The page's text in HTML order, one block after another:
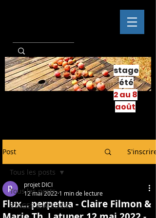
stage
été
2 au 8
août
Post S'inscrire
Tous les posts
STAGES & ATELIERS
Tous les posts
Flux... perpetua - Claire Filmon &
projet DICI
12 mai 2022 1 min de lecture